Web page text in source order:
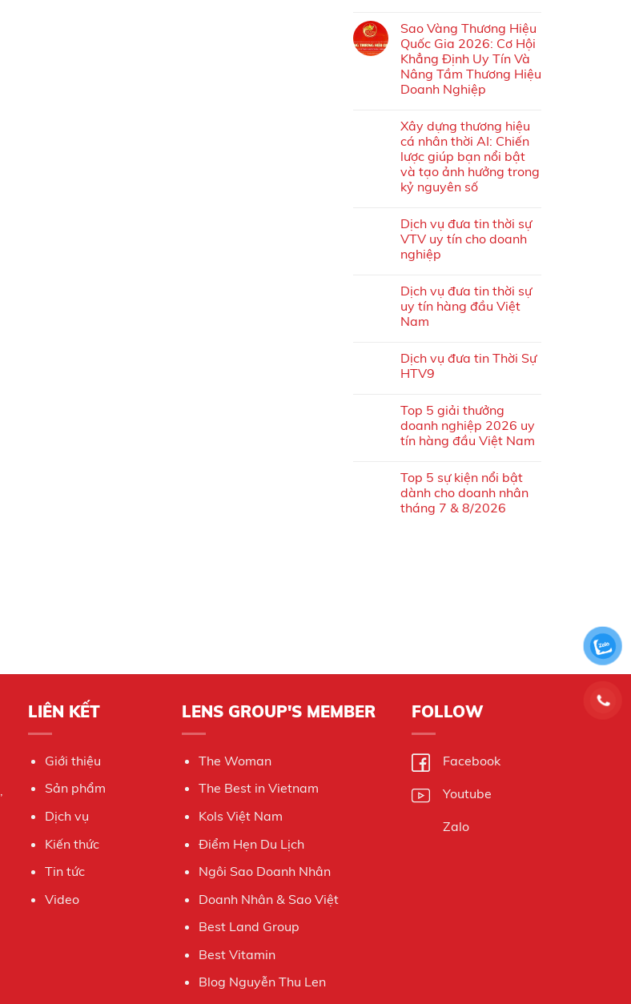
Sao Vàng Thương Hiệu
Quốc Gia 2026: Cơ Hội
Khẳng Định Uy Tín Và
Nâng Tầm Thương Hiệu
Doanh Nghiệp
Xây dựng thương hiệu
cá nhân thời AI: Chiến
lược giúp bạn nổi bật
và tạo ảnh hưởng trong
kỷ nguyên số
Dịch vụ đưa tin thời sự
VTV uy tín cho doanh
nghiệp
Dịch vụ đưa tin thời sự
uy tín hàng đầu Việt
Nam
Dịch vụ đưa tin Thời Sự
HTV9
Top 5 giải thưởng
doanh nghiệp 2026 uy
tín hàng đầu Việt Nam
Top 5 sự kiện nổi bật
dành cho doanh nhân
tháng 7 & 8/2026
LIÊN KẾT
Giới thiệu
Sản phẩm
Dịch vụ
Kiến thức
Tin tức
Video
LENS GROUP'S MEMBER
The Woman
The Best in Vietnam
Kols Việt Nam
Điểm Hẹn Du Lịch
Ngôi Sao Doanh Nhân
Doanh Nhân & Sao Việt
Best Land Group
Best Vitamin
Blog Nguyễn Thu Len
FOLLOW
Facebook
Youtube
Zalo